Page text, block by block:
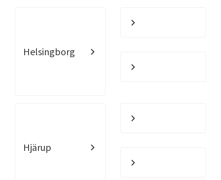
Helsingborg
Hjärup